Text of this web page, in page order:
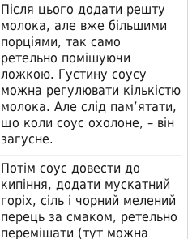
Після цього додати решту
молока, але вже більшими
порціями, так само
ретельно помішуючи
ложкою. Густину соусу
можна регулювати кількістю
молока. Але слід пам’ятати,
що коли соус охолоне, – він
загусне.
Потім соус довести до
кипіння, додати мускатний
горіх, сіль і чорний мелений
перець за смаком, ретельно
перемішати (тут можна